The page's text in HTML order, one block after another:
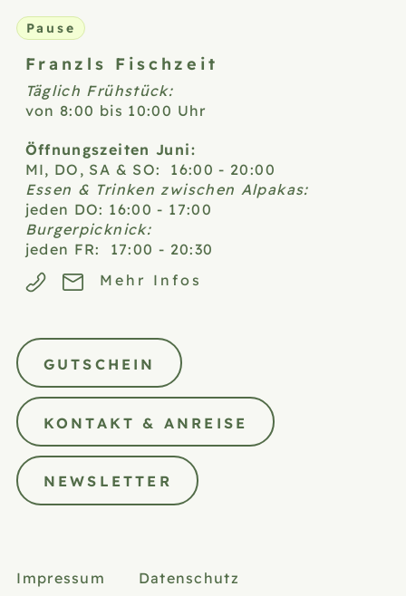
Franzls Fischzeit
Pause
Täglich Frühstück:
von 8:00 bis 10:00 Uhr
Öffnungszeiten Juni:
MI, DO, SA & SO: 16:00 - 20:00
Essen & Trinken zwischen Alpakas:
jeden DO: 16:00 - 17:00
Burgerpicknick:
jeden FR: 17:00 - 20:30
Mehr Infos
GUTSCHEIN
KONTAKT & ANREISE
NEWSLETTER
Impressum
Datenschutz